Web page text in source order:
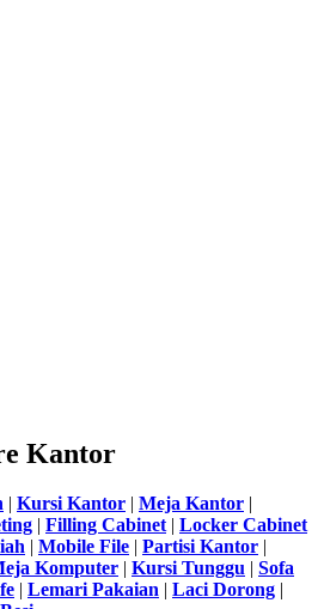
Kantor
Kursi Kantor Meja Kantor
Filling Cabinet| Locker Cabinet
Mobile File Partisi Kantor
Komputer Kursi Tunggu
Sofa
Lemari Pakaian Laci Dorong